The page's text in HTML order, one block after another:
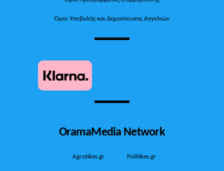
Όροι Υποβολής και Δημοσίευσης Αγγελιών
OramaMedia Network
Agrotikes.gr Politikes.gr